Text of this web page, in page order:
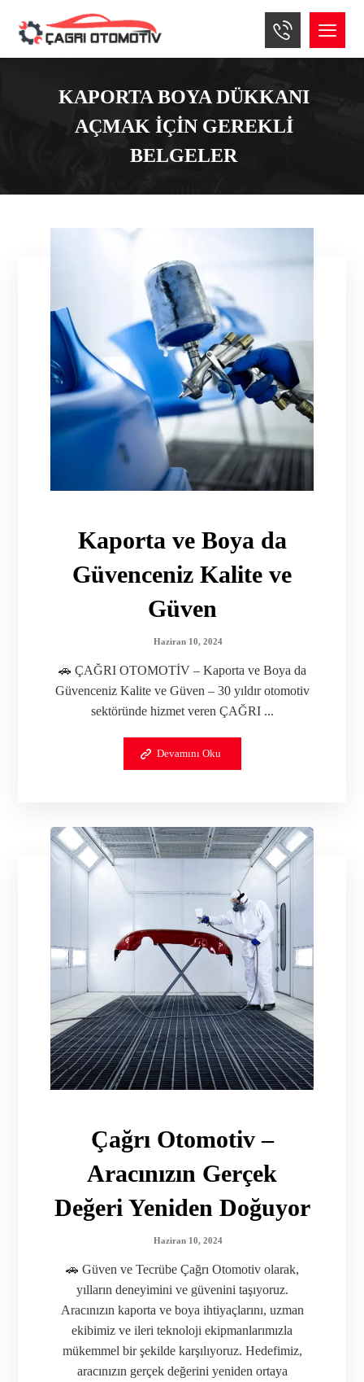
KAPORTA BOYA DÜKKANI
AÇMAK IÇIN GEREKLI
BELGELER
Kaporta ve Boya da
Güvenceniz Kalite ve
Güven
Haziran 10, 2024
🚗 ÇAĞRI OTOMOTİV – Kaporta ve Boya da
Güvenceniz Kalite ve Güven – 30 yıldır otomotiv
sektöründe hizmet veren ÇAĞRI ...
Devamını Oku
Çağrı Otomotiv –
Aracınızın Gerçek
Değeri Yeniden Doğuyor
Haziran 10, 2024
🚗 Güven ve Tecrübe Çağrı Otomotiv olarak,
yılların deneyimini ve güvenini taşıyoruz.
Aracınızın kaporta ve boya ihtiyaçlarını, uzman
ekibimiz ve ileri teknoloji ekipmanlarımızla
mükemmel bir şekilde karşılıyoruz. Hedefimiz,
aracınızın gerçek değerini yeniden ortaya